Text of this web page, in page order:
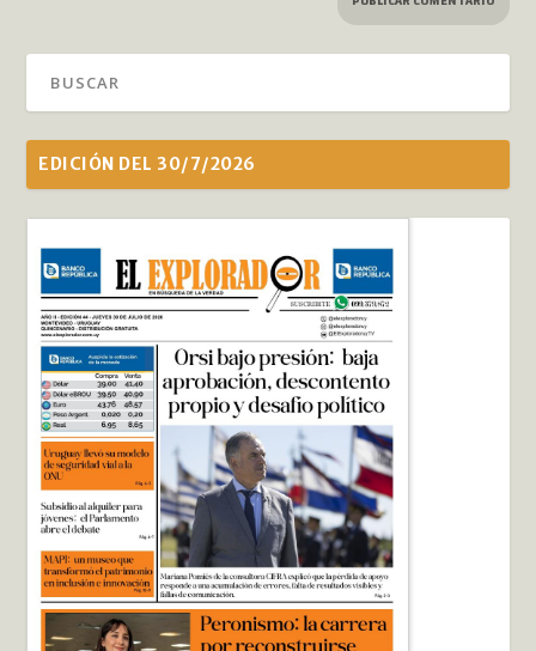
EDICIÓN DEL 30/7/2026